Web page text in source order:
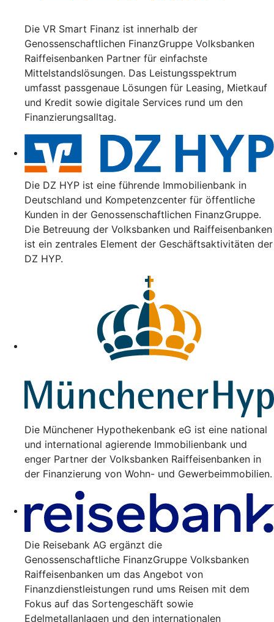
Die VR Smart Finanz ist innerhalb der
Genossenschaftlichen FinanzGruppe Volksbanken
Raiffeisenbanken Partner für einfachste
Mittelstandslösungen. Das Leistungsspektrum
umfasst passgenaue Lösungen für Leasing, Mietkauf
und Kredit sowie digitale Services rund um den
Finanzierungsalltag.
Die DZ HYP ist eine führende Immobilienbank in
Deutschland und Kompetenzcenter für öffentliche
Kunden in der Genossenschaftlichen FinanzGruppe.
Die Betreuung der Volksbanken und Raiffeisenbanken
ist ein zentrales Element der Geschäftsaktivitäten der
DZ HYP.
Die Münchener Hypothekenbank eG ist eine national
und international agierende Immobilienbank und
enger Partner der Volksbanken Raiffeisenbanken in
der Finanzierung von Wohn- und Gewerbeimmobilien.
Die Reisebank AG ergänzt die
Genossenschaftliche FinanzGruppe Volksbanken
Raiffeisenbanken um das Angebot von
Finanzdienstleistungen rund ums Reisen mit dem
Fokus auf das Sortengeschäft sowie
Edelmetallanlagen und den internationalen